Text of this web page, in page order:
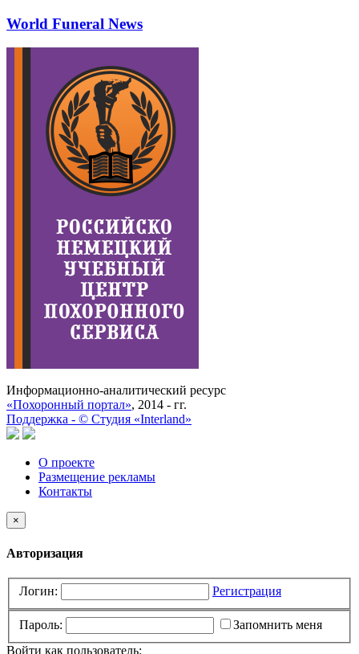
World Funeral News
Информационно-аналитический ресурс
«Похоронный портал», 2014 - гг.
Поддержка - © Cтудия «Interland»
О проекте
Размещение рекламы
Контакты
×
Авторизация
Логин: Регистрация
Пароль:
Запомнить меня
Войти как пользователь: